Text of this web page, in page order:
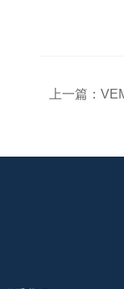
上一篇：